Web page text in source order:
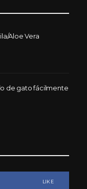
Aloe Vera
de gato fácilmente
LIKE